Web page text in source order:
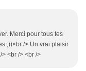
Merci pour tous tes
/> Un vrai plaisir
<br /> <br />